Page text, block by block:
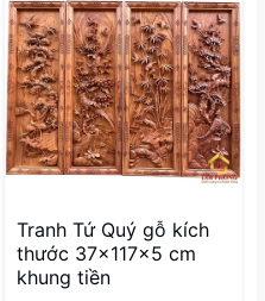
Tranh Tứ Quý gỗ kích
thước 37x117x5 cm
khung tiền